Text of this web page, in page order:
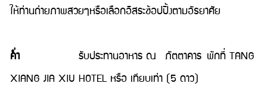
ให้ท่านถ่ายภาพสวยๆหรือเลือกอิสระช้อปปิ้งตามอัธยาศัย
ค่ำรับประทานอาหาร ณ ภัตตาคาร พักที่ TANG
XIANG JIA XIU HOTEL หรือ เทียบเท่า (5 ดาว)